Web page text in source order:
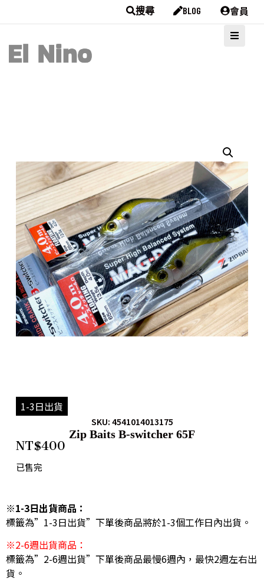
搜尋 BLOG 會員
1-3日出貨
SKU: 4541014013175
Zip Baits B-switcher 65F
NT$400
已售完
※1-3日出貨商品：
標籤為”1-3日出貨”下單後商品將於1-3個工作日內出貨。
※2-6週出貨商品：
標籤為”2-6週出貨”下單後商品最慢6週內，最快2週左右出
貨。